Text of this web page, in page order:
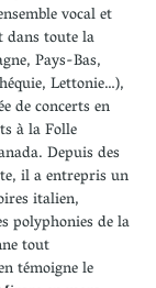
vocal et
toute la
Pays-Bas,
Lettonie…),
de concerts en
à la Folle
Depuis des
il a entrepris un
italien,
polyphonies de la
tout
témoigne le